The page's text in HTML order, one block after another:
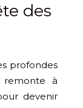
des
profondes
remonte à
devenir